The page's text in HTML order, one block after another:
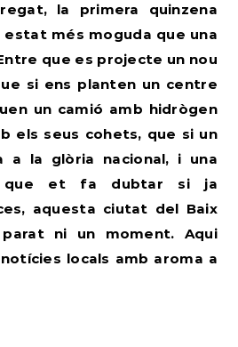
la primera quinzena
estat més moguda que una
que es projecte un nou
si ens planten un centre
un camió amb hidrògen
els seus cohets, que si un
a la glòria nacional, i una
que et fa dubtar si ja
aquesta ciutat del Baix
ni un moment. Aqui
locals amb aroma a